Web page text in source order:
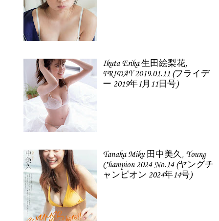
Ikuta Erika 生田絵梨花,
FRIDAY 2019.01.11 (フライデ
ー 2019年1月11日号)
Tanaka Miku 田中美久, Young
Champion 2024 No.14 (ヤングチ
ャンピオン 2024年14号)